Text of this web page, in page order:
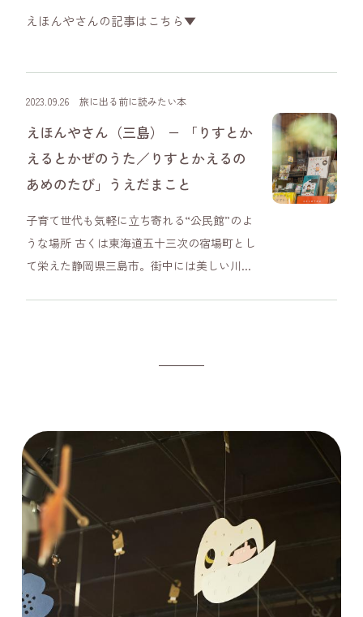
えほんやさんの記事はこちら▼
2023.09.26 旅に出る前に読みたい本
えほんやさん（三島） − 「りすとか
えるとかぜのうた／りすとかえるの
あめのたび」うえだまこと
子育て世代も気軽に立ち寄れる“公民館”のよ
うな場所 古くは東海道五十三次の宿場町とし
て栄えた静岡県三島市。街中には美しい川...